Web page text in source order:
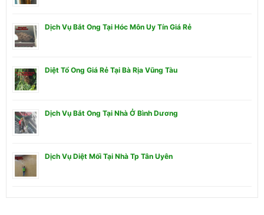
Dịch Vụ Bắt Ong Tại Hóc Môn Uy Tín Giá Rẻ
Diệt Tổ Ong Giá Rẻ Tại Bà Rịa Vũng Tàu
Dịch Vụ Bắt Ong Tại Nhà Ở Bình Dương
Dịch Vụ Diệt Mối Tại Nhà Tp Tân Uyên